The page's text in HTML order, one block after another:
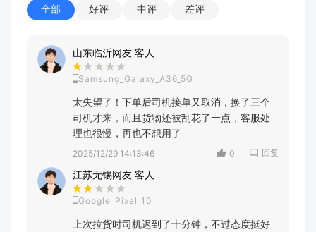
全部 好评 中评 差评
山东临沂网友 客人
Samsung_Galaxy_A36_5G
太失望了！下单后司机接单又取消，换了三个
司机才来，而且货物还被刮花了一点，客服处
理也很慢，再也不想用了
2025/12/29 14:13:46 0 回复
江苏无锡网友 客人
Google_Pixel_10
上次拉货时司机迟到了十分钟，不过态度挺好